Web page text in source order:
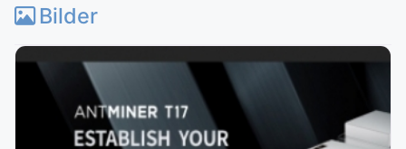
Bilder